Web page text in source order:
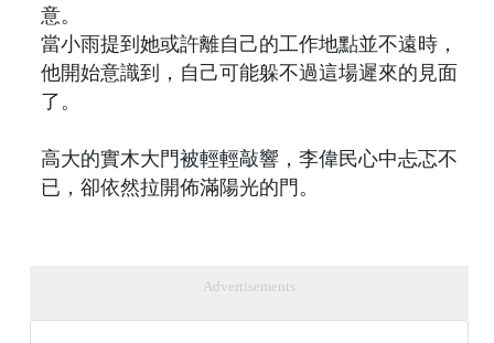
意。
當小雨提到她或許離自己的工作地點並不遠時，
他開始意識到，自己可能躲不過這場遲來的見面
了。
高大的實木大門被輕輕敲響，李偉民心中忐忑不
已，卻依然拉開佈滿陽光的門。
Advertisements